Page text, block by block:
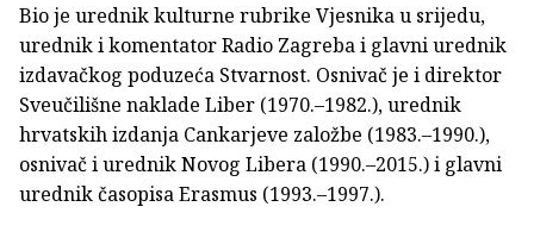
Bio je urednik kulturne rubrike Vjesnika u srijedu,
urednik i komentator Radio Zagreba i glavni urednik
izdavačkog poduzeća Stvarnost. Osnivač je i direktor
Sveučilišne naklade Liber (1970.–1982.), urednik
hrvatskih izdanja Cankarjeve založbe (1983.–1990.),
osnivač i urednik Novog Libera (1990.–2015.) i glavni
urednik časopisa Erasmus (1993.–1997.).